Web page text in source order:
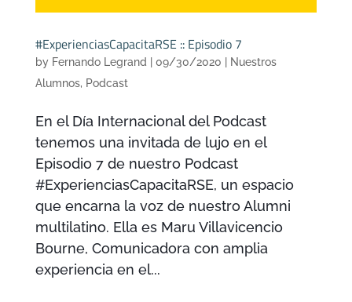
#ExperienciasCapacitaRSE :: Episodio 7
by Fernando Legrand 09/30/2020
Nuestros
Alumnos, Podcast
En el Día Internacional del Podcast
tenemos una invitada de lujo en el
Episodio 7 de nuestro Podcast
#ExperienciasCapacitaRSE, un espacio
que encarna la voz de nuestro Alumni
multilatino. Ella es Maru Villavicencio
Bourne, Comunicadora con amplia
experiencia en el...